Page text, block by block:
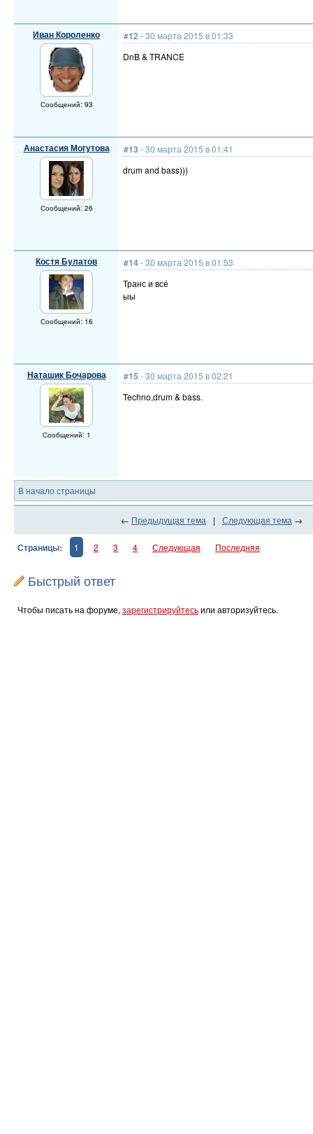
Иван Короленко
Сообщений: 93
#12 - 30 марта 2015 в 01:33
DnB & TRANCE
Анастасия Могутова
Сообщений: 26
#13 - 30 марта 2015 в 01:41
drum and bass)))
Костя Булатов
Сообщений: 16
#14- 30 марта 2015 в 01:53
Транс и всё
ыы
Наташик Бочарова
Сообщений: 1
#15 - 30 марта 2015 в 02:21
Techno,drum & bass.
В начало страницы
← Предыдущая тема | Следующая тема →
Страницы: 1 2 3 4 Следующая Последняя
Быстрый ответ
Чтобы писать на форуме, зарегистрируйтесьили авторизуйтесь.